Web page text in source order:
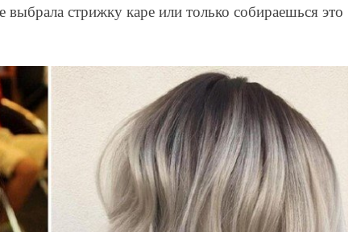
стрижку каре или только собираешься это